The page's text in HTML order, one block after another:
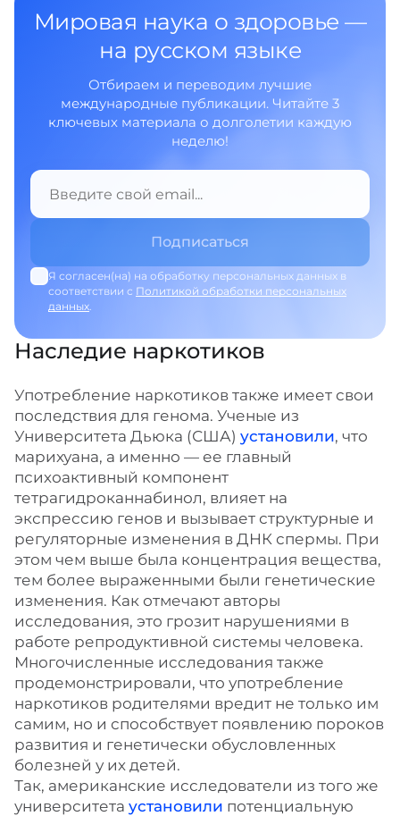
Мировая наука о здоровье —
на русском языке
Отбираем и переводим лучшие
международные публикации. Читайте 3
ключевых материала о долголетии каждую
неделю!
Я согласен(на) на обработку персональных данных в
соответствии с Политикой обработки персональных
данных.
Наследие наркотиков
Употребление наркотиков также имеет свои
последствия для генома. Ученые из
Университета Дьюка (США) установили, что
марихуана, а именно — ее главный
психоактивный компонент
тетрагидроканнабинол, влияет на
экспрессию генов и вызывает структурные и
регуляторные изменения в ДНК спермы. При
этом чем выше была концентрация вещества,
тем более выраженными были генетические
изменения. Как отмечают авторы
исследования, это грозит нарушениями в
работе репродуктивной системы человека.
Многочисленные исследования также
продемонстрировали, что употребление
наркотиков родителями вредит не только им
самим, но и способствует появлению пороков
развития и генетически обусловленных
болезней у их детей.
Так, американские исследователи из того же
университета установили потенциальную